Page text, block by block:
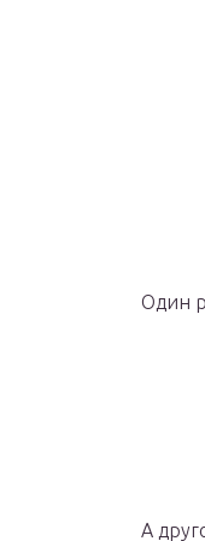
Один
А